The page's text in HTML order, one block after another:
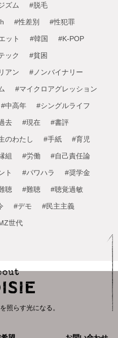
ズム #脱毛
#性差別 #性犯罪
ット #韓国 #K-POP
ック #貧困
アン #ノンバイナリー
#マイクロアグレッション
#中高年 #シングルライフ
去 #現在 #書評
のわたし #手紙 #育児
組 #労働 #自己責任論
ト #パワハラ #奨学金
聴 #難聴 #聴覚過敏
#デモ #民主主義
世代
照らす光になる。